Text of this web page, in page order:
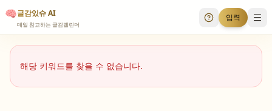
🧠글감있슈 AI
매일 참고하는 글감캘린더 투표 안내
입력 메
해당 키워드를 찾을 수 없습니다.